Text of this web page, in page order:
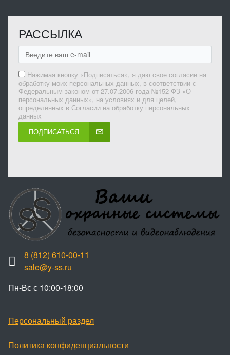
РАССЫЛКА
Нажимая кнопку «Подписаться», я даю свое согласие на
обработку моих персональных данных, в соответствии с
Федеральным законом от 27.07.2006 года №152-ФЗ «О
персональных данных», на условиях и для целей,
определенных в Согласии на обработку персональных
данных
ПОДПИСАТЬСЯ
8 (812) 610-00-11
sale@y-ss.ru
Пн-Вс с 10:00-18:00
Персональный раздел
Политика конфиденциальности